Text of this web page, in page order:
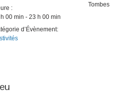
:
h 00 min - 23 h 00 min
d’Évènement:
Tombes